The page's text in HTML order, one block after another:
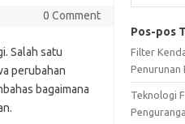
0 Comment
Salah satu
perubahan
bagaimana
Pos-pos
Filter
Penurunan
Teknologi